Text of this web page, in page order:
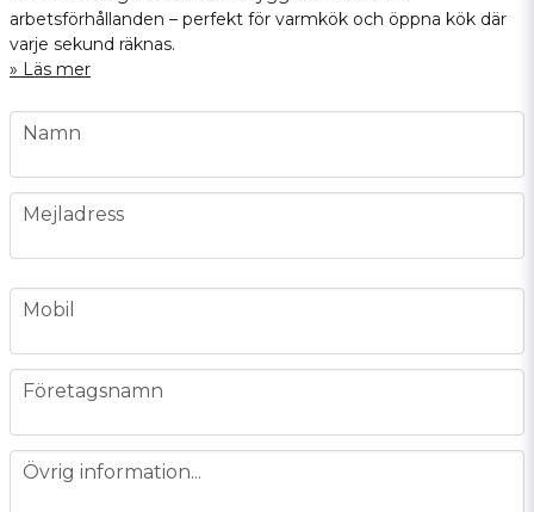
arbetsförhållanden – perfekt för varmkök och öppna kök där
varje sekund räknas.
Läs mer
name
Namn
email
Mejladress
phone
Mobil
company
Företagsnamn
message
Övrig information...